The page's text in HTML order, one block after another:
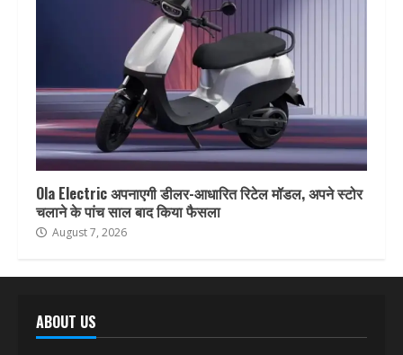
Ola Electric अपनाएगी डीलर-आधारित रिटेल मॉडल, अपने स्टोर
चलाने के पांच साल बाद किया फैसला
August 7, 2026
ABOUT US